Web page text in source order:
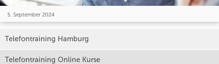
5. September 2024
Telefontraining Hamburg
Telefontraining Online Kurse